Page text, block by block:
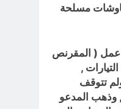
لهذه الحركة وذاك الفصيل ؛ ففي يوم الاربعاء الموافق 24/ 4/ 3024 , حدثت مناوشات مسلحة
عمل ( المقرنص
, ويدعي انتماءه لاحد التيارات ,
تتوقف
, وذهب المدعو